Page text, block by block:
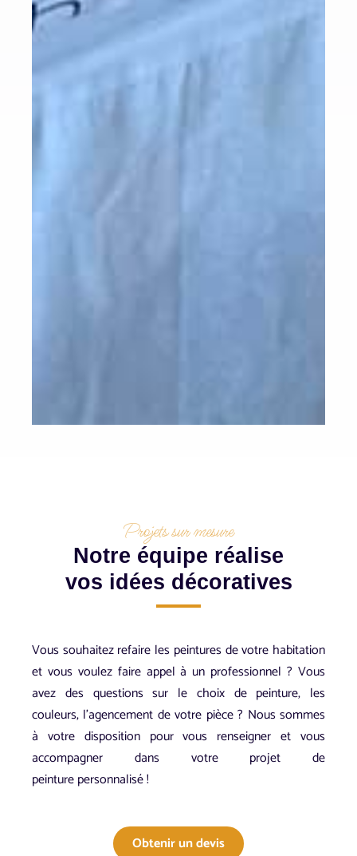
Projets sur mesure
Notre équipe réalise
vos idées décoratives
Vous souhaitez refaire les peintures de votre habitation
et vous voulez faire appel à un professionnel ? Vous
avez des questions sur le choix de peinture, les
couleurs, l’agencement de votre pièce ? Nous sommes
à votre disposition pour vous renseigner et vous
accompagner dans votre projet de
peinture personnalisé !
Obtenir un devis